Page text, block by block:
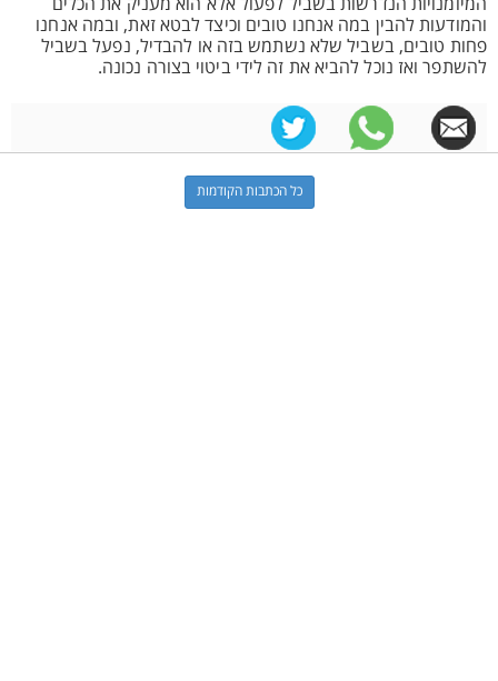
המיומנויות הנדרשות בשביל לפעול אלא הוא מעניק את הכלים
והמודעות להבין במה אנחנו טובים וכיצד לבטא זאת, ובמה אנחנו
פחות טובים, בשביל שלא נשתמש בזה או להבדיל, נפעל בשביל
להשתפר ואז נוכל להביא את זה לידי ביטוי בצורה נכונה.
כל הכתבות הקודמות